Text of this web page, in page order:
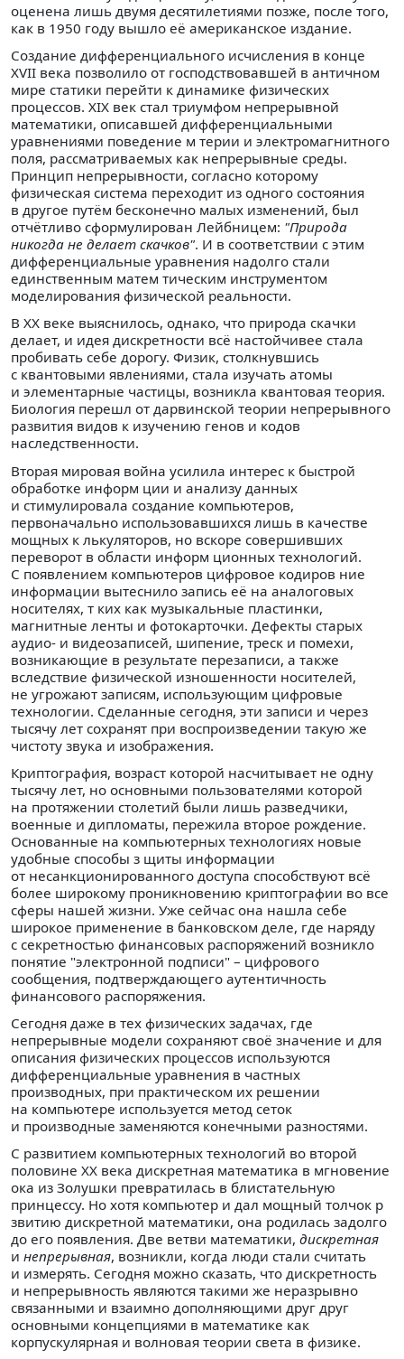
оценена лишь двумя десятилетиями позже, после того,
как в 1950 году вышло её американское издание.
Создание дифференциального исчисления в конце
XVII века позволило от господствовавшей в античном
мире статики перейти к динамике физических
процессов. XIX век стал триумфом непрерывной
математики, описавшей дифференциальными
уравнениями поведение м терии и электромагнитного
поля, рассматриваемых как непрерывные среды.
Принцип непрерывности, согласно которому
физическая система переходит из одного состояния
в другое путём бесконечно малых изменений, был
отчётливо сформулирован Лейбницем: "Природа
никогда не делает скачков". И в соответствии с этим
дифференциальные уравнения надолго стали
единственным матем тическим инструментом
моделирования физической реальности.
В XX веке выяснилось, однако, что природа скачки
делает, и идея дискретности всё настойчивее стала
пробивать себе дорогу. Физик, столкнувшись
с квантовыми явлениями, стала изучать атомы
и элементарные частицы, возникла квантовая теория.
Биология перешл от дарвинской теории непрерывного
развития видов к изучению генов и кодов
наследственности.
Вторая мировая война усилила интерес к быстрой
обработке информ ции и анализу данных
и стимулировала создание компьютеров,
первоначально использовавшихся лишь в качестве
мощных к лькуляторов, но вскоре совершивших
переворот в области информ ционных технологий.
С появлением компьютеров цифровое кодиров ние
информации вытеснило запись её на аналоговых
носителях, т ких как музыкальные пластинки,
магнитные ленты и фотокарточки. Дефекты старых
аудио- и видеозаписей, шипение, треск и помехи,
возникающие в результате перезаписи, а также
вследствие физической изношенности носителей,
не угрожают записям, использующим цифровые
технологии. Сделанные сегодня, эти записи и через
тысячу лет сохранят при воспроизведении такую же
чистоту звука и изображения.
Криптография, возраст которой насчитывает не одну
тысячу лет, но основными пользователями которой
на протяжении столетий были лишь разведчики,
военные и дипломаты, пережила второе рождение.
Основанные на компьютерных технологиях новые
удобные способы з щиты информации
от несанкционированного доступа способствуют всё
более широкому проникновению криптографии во все
сферы нашей жизни. Уже сейчас она нашла себе
широкое применение в банковском деле, где наряду
с секретностью финансовых распоряжений возникло
понятие "электронной подписи" – цифрового
сообщения, подтверждающего аутентичность
финансового распоряжения.
Сегодня даже в тех физических задачах, где
непрерывные модели сохраняют своё значение и для
описания физических процессов используются
дифференциальные уравнения в частных
производных, при практическом их решении
на компьютере используется метод сеток
и производные заменяются конечными разностями.
С развитием компьютерных технологий во второй
половине XX века дискретная математика в мгновение
ока из Золушки превратилась в блистательную
принцессу. Но хотя компьютер и дал мощный толчок р
звитию дискретной математики, она родилась задолго
до его появления. Две ветви математики, дискретная
и непрерывная, возникли, когда люди стали считать
и измерять. Сегодня можно сказать, что дискретность
и непрерывность являются такими же неразрывно
связанными и взаимно дополняющими друг друг
основными концепциями в математике как
корпускулярная и волновая теории света в физике.